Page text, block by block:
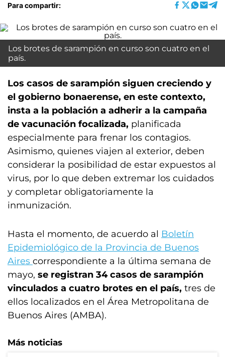
Para compartir:
Los brotes de sarampión en curso son cuatro en el
país.
Los casos de sarampión siguen creciendo y
el gobierno bonaerense, en este contexto,
insta a la población a adherir a la campaña
de vacunación focalizada, planificada
especialmente para frenar los contagios.
Asimismo, quienes viajen al exterior, deben
considerar la posibilidad de estar expuestos al
virus, por lo que deben extremar los cuidados
y completar obligatoriamente la
inmunización.
Hasta el momento, de acuerdo al Boletín
Epidemiológico de la Provincia de Buenos
Aires correspondiente a la última semana de
mayo, se registran 34 casos de sarampión
vinculados a cuatro brotes en el país, tres de
ellos localizados en el Área Metropolitana de
Buenos Aires (AMBA).
Más noticias